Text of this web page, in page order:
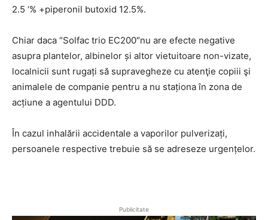
2.5 ‘% +piperonil butoxid 12.5%.
Chiar daca “Solfac trio EC200″nu are efecte negative
asupra plantelor, albinelor și altor vietuitoare non-vizate,
localnicii sunt rugați să supravegheze cu atenţie copiii şi
animalele de companie pentru a nu staționa în zona de
acțiune a agentului DDD.
În cazul inhalării accidentale a vaporilor pulverizați,
persoanele respective trebuie să se adreseze urgențelor.
Publicitate